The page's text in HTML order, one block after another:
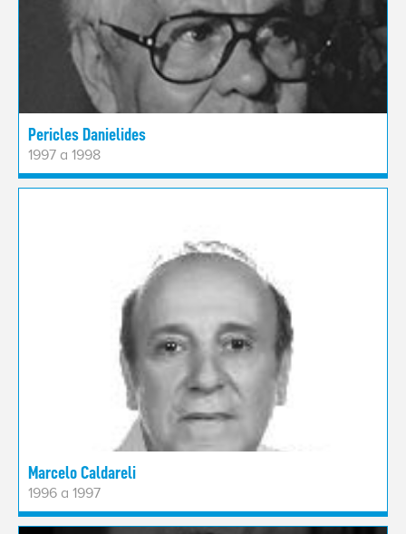
Pericles Danielides
1997 a 1998
Marcelo Caldareli
1996 a 1997